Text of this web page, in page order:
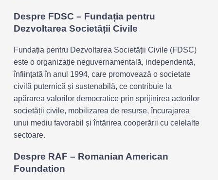
Despre FDSC – Fundația pentru
Dezvoltarea Societății Civile
Fundația pentru Dezvoltarea Societății Civile (FDSC)
este o organizație neguvernamentală, independentă,
înființată în anul 1994, care promovează o societate
civilă puternică și sustenabilă, ce contribuie la
apărarea valorilor democratice prin sprijinirea actorilor
societății civile, mobilizarea de resurse, încurajarea
unui mediu favorabil și întărirea cooperării cu celelalte
sectoare.
Despre RAF – Romanian American
Foundation